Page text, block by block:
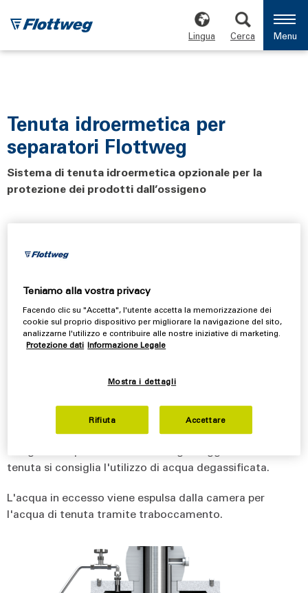
Lingua Cerca Menu
Tenuta idroermetica per
separatori Flottweg
Sistema di tenuta idroermetica opzionale per la
protezione dei prodotti dall’ossigeno
per i separatori chiarificatori (ad es. separatori per
Funzionamento della tenuta idroermetica
Flottweg per separatori
tamburo in rotazione tramite una valvola magnetica.
del tamburo impermeabile rispetto all'atmosfera
esterna. In questo modo si impedisce l'ingresso di
tenuta si consiglia l'utilizzo di acqua degassificata.
L'acqua in eccesso viene espulsa dalla camera per
l'acqua di tenuta tramite traboccamento.
Teniamo alla vostra privacy
Facendo clic su "Accetta", l'utente accetta la memorizzazione dei
cookie sul proprio dispositivo per migliorare la navigazione del sito,
analizzarne l'utilizzo e contribuire alle nostre iniziative di marketing.
Protezione dati Informazione Legale
Mostra i dettagli
Rifiuta Accettare